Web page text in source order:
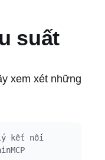
suất
xem xét những
kết nối